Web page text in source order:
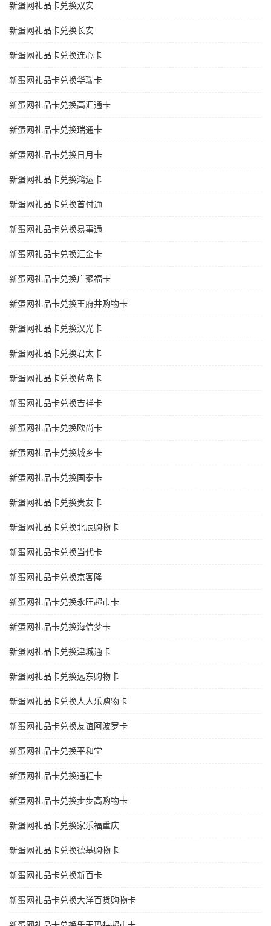
新蛋网礼品卡兑换双安
新蛋网礼品卡兑换长安
新蛋网礼品卡兑换连心卡
新蛋网礼品卡兑换华瑞卡
新蛋网礼品卡兑换高汇通卡
新蛋网礼品卡兑换瑞通卡
新蛋网礼品卡兑换日月卡
新蛋网礼品卡兑换鸿运卡
新蛋网礼品卡兑换首付通
新蛋网礼品卡兑换易事通
新蛋网礼品卡兑换汇金卡
新蛋网礼品卡兑换广聚福卡
新蛋网礼品卡兑换王府井购物卡
新蛋网礼品卡兑换汉光卡
新蛋网礼品卡兑换君太卡
新蛋网礼品卡兑换蓝岛卡
新蛋网礼品卡兑换吉祥卡
新蛋网礼品卡兑换欧尚卡
新蛋网礼品卡兑换城乡卡
新蛋网礼品卡兑换国泰卡
新蛋网礼品卡兑换贵友卡
新蛋网礼品卡兑换北辰购物卡
新蛋网礼品卡兑换当代卡
新蛋网礼品卡兑换京客隆
新蛋网礼品卡兑换永旺超市卡
新蛋网礼品卡兑换海信梦卡
新蛋网礼品卡兑换津城通卡
新蛋网礼品卡兑换远东购物卡
新蛋网礼品卡兑换人人乐购物卡
新蛋网礼品卡兑换友谊阿波罗卡
新蛋网礼品卡兑换平和堂
新蛋网礼品卡兑换通程卡
新蛋网礼品卡兑换步步高购物卡
新蛋网礼品卡兑换家乐福重庆
新蛋网礼品卡兑换德基购物卡
新蛋网礼品卡兑换新百卡
新蛋网礼品卡兑换大洋百货购物卡